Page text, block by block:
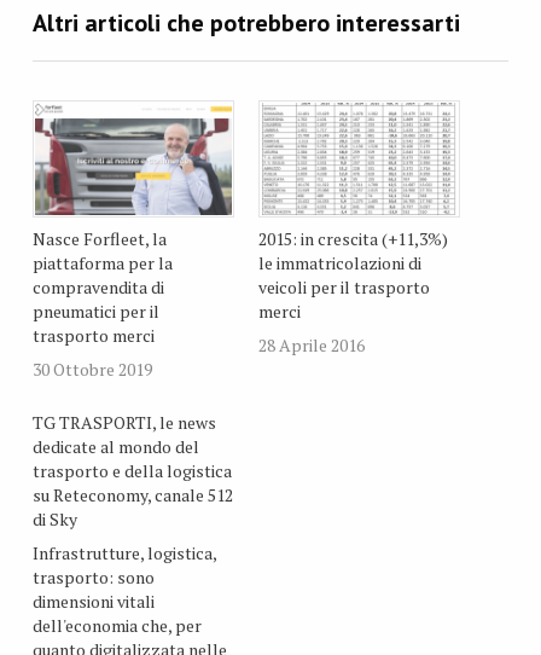
Nasce Forfleet, la
piattaforma per la
compravendita di
pneumatici per il
trasporto merci
30 Ottobre 2019
2015: in crescita (+11,3%)
le immatricolazioni di
veicoli per il trasporto
merci
28 Aprile 2016
TG TRASPORTI, le news
dedicate al mondo del
trasporto e della logistica
su Reteconomy, canale 512
di Sky
Infrastrutture, logistica,
trasporto: sono
dimensioni vitali
dell'economia che, per
quanto digitalizzata nelle